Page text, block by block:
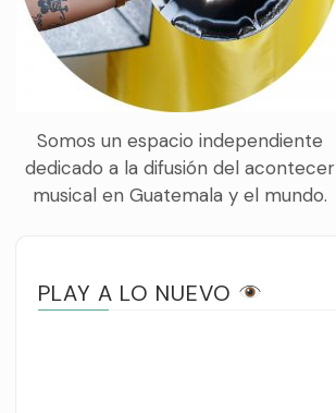
Somos un espacio independiente
dedicado a la difusión del acontecer
musical en Guatemala y el mundo.
PLAY A LO NUEVO